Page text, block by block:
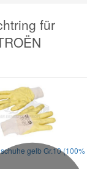
für
gelb Gr.10 (100%